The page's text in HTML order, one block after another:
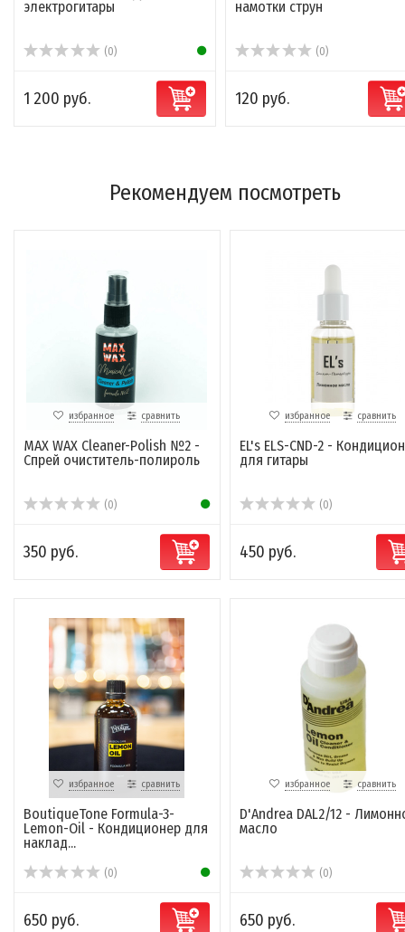
электрогитары
(0)
1 200 руб.
намотки струн
(0)
120 руб.
Рекомендуем посмотреть
избранное сравнить
MAX WAX Cleaner-Polish №2 -
Спрей очиститель-полироль
(0)
350 руб.
избранное сравнить
EL's ELS-CND-2 -
для гитары
(0)
450 руб.
избранное сравнить
BoutiqueTone Formula-3-
Lemon-Oil - Кондиционер для
наклад...
(0)
650 руб.
избранное сравнить
D'Andrea DAL2/12 -
масло
(0)
650 руб.